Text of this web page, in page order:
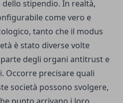
stipendio. In realtà,
come vero e
tanto che il modus
è stato diverse volte
degli organi antitrust e
Occorre precisare quali
società possono svolgere,
punto arrivano i loro